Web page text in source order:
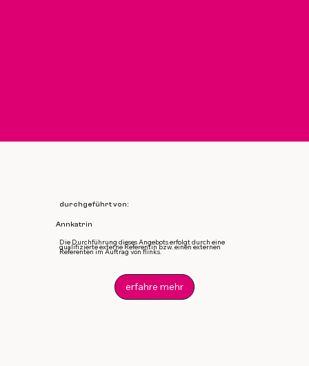
durchgeführt von:
Annkatrin
Die Durchführung dieses Angebots erfolgt durch eine
qualifizierte externe Referentin bzw. einen externen
Referenten im Auftrag von flinks.
erfahre mehr